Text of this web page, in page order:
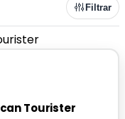
Filtrar
Tourister